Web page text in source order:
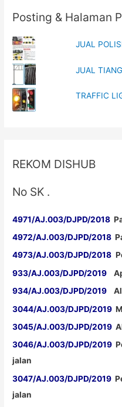
) w
)
Posting & Halaman
JUAL
JUAL
TRAFFIC
REKOM DISHUB
No SK .
4971/AJ.003/DJPD/2018
4972/AJ.003/DJPD/2018
4973/AJ.003/DJPD/2018
933/AJ.003/DJPD/2019
934/AJ.003/DJPD/2019
3044/AJ.003/DJPD/2019
3045/AJ.003/DJPD/2019
3046/AJ.003/DJPD/2019
jalan
3047/AJ.003/DJPD/2019
jalan